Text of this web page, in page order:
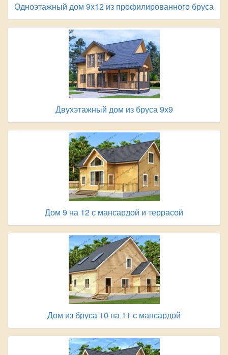
Одноэтажный дом 9х12 из профилированного бруса
Двухэтажный дом из бруса 9х9
Дом 9 на 12 с мансардой и террасой
Дом из бруса 10 на 11 с мансардой